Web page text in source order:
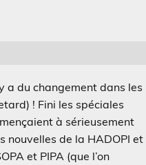
a du changement dans les
! Fini les spéciales
à sérieusement
nouvelles de la HADOPI et
et PIPA (que l’on